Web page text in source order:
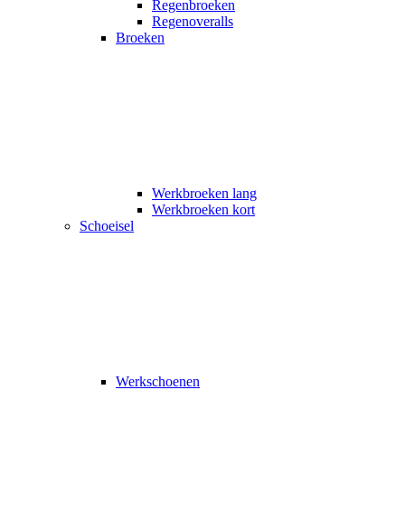
Regenbroeken
Regenoveralls
Broeken
Werkbroeken lang
Werkbroeken kort
Schoeisel
Werkschoenen